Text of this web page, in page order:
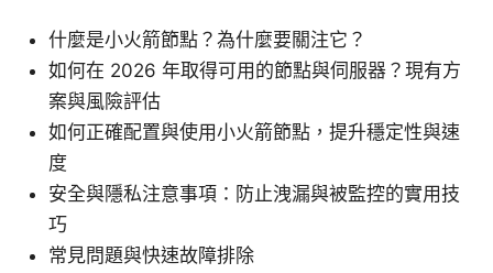
什麼是小火箭節點？為什麼要關注它？
如何在 2026 年取得可用的節點與伺服器？現有方
案與風險評估
如何正確配置與使用小火箭節點，提升穩定性與速
度
安全與隱私注意事項：防止洩漏與被監控的實用技
巧
常見問題與快速故障排除